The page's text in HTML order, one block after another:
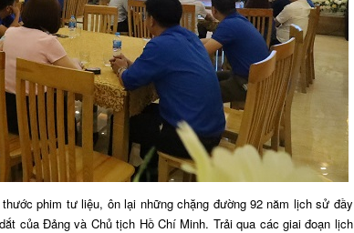
phim tư liệu, ôn lại những chặng đường 92 năm lịch sử đầy
của Đảng và Chủ tịch Hồ Chí Minh. Trải qua các giai đoạn lịch